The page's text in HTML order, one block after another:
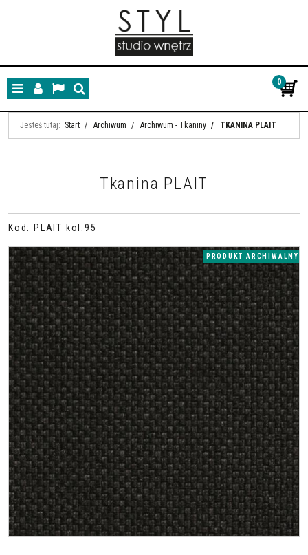
MenuPanelLangSzukaj
0
Jesteś tutaj: Start / Archiwum / Archiwum - Tkaniny / TKANINA PLAIT
Tkanina PLAIT
Kod : PLAIT kol.95
PRODUKT ARCHIWALNY